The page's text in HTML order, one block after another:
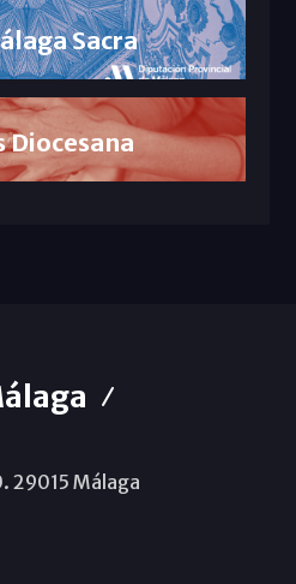
Sacra
Diocesana
29015 Málaga